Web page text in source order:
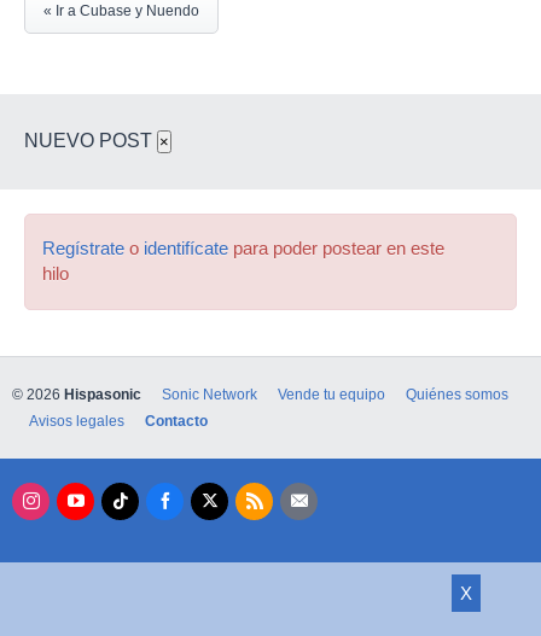
« Ir a Cubase y Nuendo
NUEVO POST ×
Regístrate o identifícate para poder postear en este
hilo
X
© 2026 Hispasonic Sonic Network Vende tu equipo
Quiénes somos
Avisos legales
Contacto